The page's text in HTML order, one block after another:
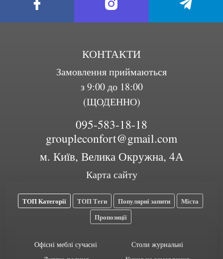
КОНТАКТИ
Замовлення приймаються
з 9:00 до 18:00
(ЩОДЕННО)
095-583-18-18
groupleconfort@gmail.com
м. Київ, Велика Окружна, 4А
Карта сайту
ТОП Категорії ТОП Теги Популярні запити
Міста
Пропозиції
Офісні меблі сучасні
Столи журнальні